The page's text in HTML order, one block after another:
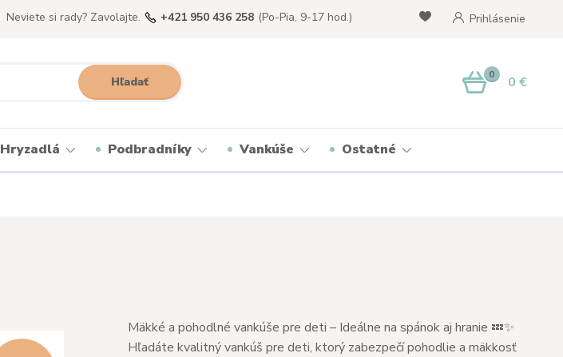
Prihlásenie
Hľadať
Neviete si rady? Zavolajte. +421 950 436 258 (Po-Pia, 9-17 hod.)
0 0 €
Hryzadlá Podbradníky Vankúše Ostatné
Mäkké a pohodlné vankúše pre deti – Ideálne na spánok aj hranie 💤✨
Hľadáte kvalitný vankúš pre deti, ktorý zabezpečí pohodlie a mäkkosť